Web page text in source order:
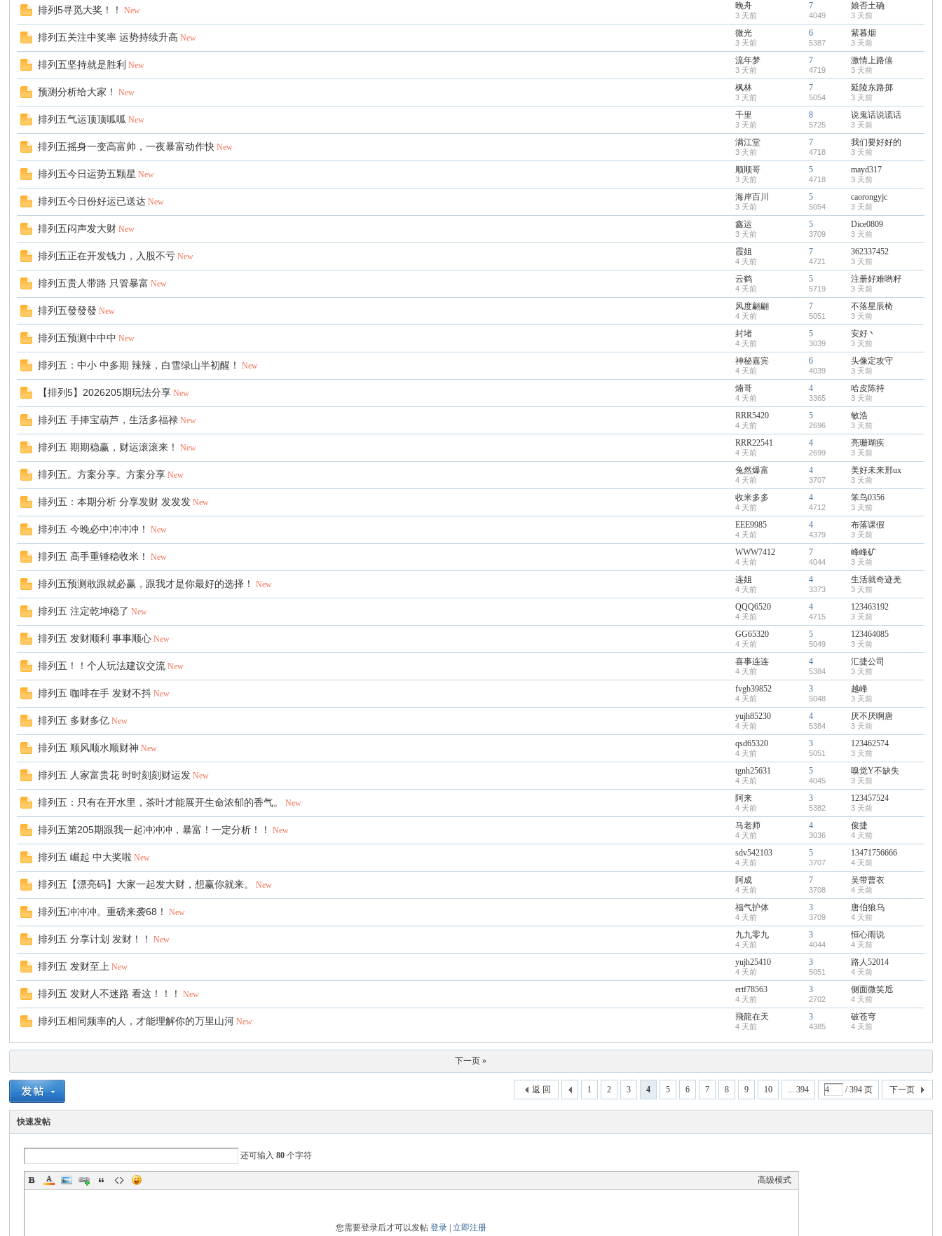
网
排列5寻觅大奖！！ New 晚舟
3 天前
7
4049
娘否土确
3 天前
排列五关注中奖率 运势持续升高 New 微光
3 天前
6
5387
紫暮烟
3 天前
排列五坚持就是胜利 New 流年梦
3 天前
7
4719
激情上路僖
3 天前
预测分析给大家！ New 枫林
3 天前
7
5054
延陵东路掷
3 天前
排列五气运顶顶呱呱 New 千里
3 天前
8
5725
说鬼话说谎话
3 天前
排列五摇身一变高富帅，一夜暴富动作快 New 满江堂
3 天前
7
4718
我们要好好的
3 天前
排列五今日运势五颗星 New 顺顺哥
3 天前
5
4718
mayd317
3 天前
排列五今日份好运已送达 New 海岸百川
3 天前
5
5054
caorongyjc
3 天前
排列五闷声发大财 New 鑫运
3 天前
5
3709
Dice0809
3 天前
排列五正在开发钱力，入股不亏 New 霞姐
4 天前
7
4721
362337452
3 天前
排列五贵人带路 只管暴富 New 云鹤
4 天前
5
5719
注册好难哟籽
3 天前
排列五發發發 New 风度翩翩
4 天前
7
5051
不落星辰椅
3 天前
排列五预测中中中 New 封堵
4 天前
5
3039
安好丶
3 天前
排列五：中小 中多期 辣辣，白雪绿山半初醒！ New 神秘嘉宾
4 天前
6
4039
头像定攻守
3 天前
【排列5】2026205期玩法分享 New 煵哥
4 天前
4
3365
哈皮陈持
3 天前
排列五 手捧宝葫芦，生活多福禄 New RRR5420
4 天前
5
2696
敏浩
3 天前
排列五 期期稳赢，财运滚滚来！ New RRR22541
4 天前
4
2699
亮珊瑚疾
3 天前
排列五。方案分享。方案分享 New 兔然爆富
4 天前
4
3707
美好未来邢ux
3 天前
排列五：本期分析 分享发财 发发发 New 收米多多
4 天前
4
4712
笨鸟0356
3 天前
排列五 今晚必中冲冲冲！ New EEE9985
4 天前
4
4379
布落课假
3 天前
排列五 高手重锤稳收米！ New WWW7412
4 天前
7
4044
峰峰矿
3 天前
排列五预测敢跟就必赢，跟我才是你最好的选择！ New 连姐
4 天前
4
3373
生活就奇迹羌
3 天前
排列五 注定乾坤稳了 New QQQ6520
4 天前
4
4715
123463192
3 天前
排列五 发财顺利 事事顺心 New GG65320
4 天前
5
5049
123464085
3 天前
排列五！！个人玩法建议交流 New 喜事连连
4 天前
4
5384
汇捷公司
3 天前
排列五 咖啡在手 发财不抖 New fvgb39852
4 天前
3
5048
越峰
3 天前
排列五 多财多亿 New yujh85230
4 天前
4
5384
厌不厌啊唐
3 天前
排列五 顺风顺水顺财神 New qsd65320
4 天前
3
5051
123462574
3 天前
排列五 人家富贵花 时时刻刻财运发 New tgnh25631
4 天前
5
4045
嗅觉Y不缺失
3 天前
排列五：只有在开水里，茶叶才能展开生命浓郁的香气。 New 阿来
4 天前
3
5382
123457524
3 天前
排列五第205期跟我一起冲冲冲，暴富！一定分析！！ New 马老师
4 天前
4
3036
俊捷
4 天前
排列五 崛起 中大奖啦 New sdv542103
4 天前
5
3707
13471756666
4 天前
排列五【漂亮码】大家一起发大财，想赢你就来。 New 阿成
4 天前
7
3708
吴带曹衣
4 天前
排列五冲冲冲。重磅来袭68！ New 福气护体
4 天前
3
3709
唐伯狼乌
4 天前
排列五 分享计划 发财！！ New 九九零九
4 天前
3
4044
恒心雨说
4 天前
排列五 发财至上 New yujh25410
4 天前
3
5051
路人52014
4 天前
排列五 发财人不迷路 看这！！！ New ertf78563
4 天前
3
2702
侧面微笑卮
4 天前
排列五相同频率的人，才能理解你的万里山河 New 飛龍在天
4 天前
3
4385
破苍穹
4 天前
下一页 »
1 2 3 4 5 6 7 8 9 10 ... 394 / 394 页 下一页
返 回
快速发帖
还可输入80 个字符
高级模式
您需要登录后才可以发帖登录 |立即注册